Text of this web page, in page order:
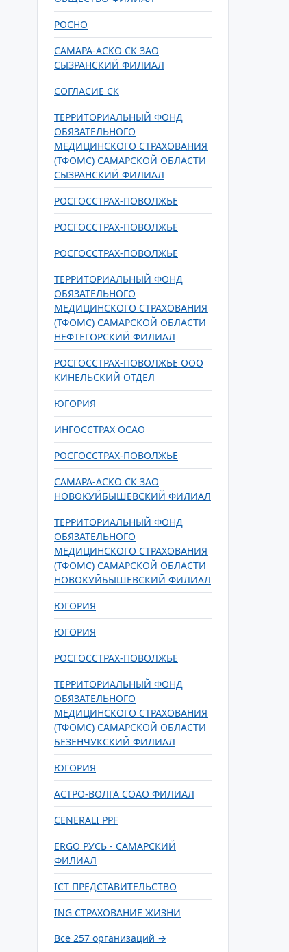
РОСНО
САМАРА-АСКО СК ЗАО
СЫЗРАНСКИЙ ФИЛИАЛ
СОГЛАСИЕ СК
ТЕРРИТОРИАЛЬНЫЙ ФОНД
ОБЯЗАТЕЛЬНОГО
МЕДИЦИНСКОГО СТРАХОВАНИЯ
(ТФОМС) САМАРСКОЙ ОБЛАСТИ
СЫЗРАНСКИЙ ФИЛИАЛ
РОСГОССТРАХ-ПОВОЛЖЬЕ
РОСГОССТРАХ-ПОВОЛЖЬЕ
РОСГОССТРАХ-ПОВОЛЖЬЕ
ТЕРРИТОРИАЛЬНЫЙ ФОНД
ОБЯЗАТЕЛЬНОГО
МЕДИЦИНСКОГО СТРАХОВАНИЯ
(ТФОМС) САМАРСКОЙ ОБЛАСТИ
НЕФТЕГОРСКИЙ ФИЛИАЛ
РОСГОССТРАХ-ПОВОЛЖЬЕ ООО
КИНЕЛЬСКИЙ ОТДЕЛ
ЮГОРИЯ
ИНГОССТРАХ ОСАО
РОСГОССТРАХ-ПОВОЛЖЬЕ
САМАРА-АСКО СК ЗАО
НОВОКУЙБЫШЕВСКИЙ ФИЛИАЛ
ТЕРРИТОРИАЛЬНЫЙ ФОНД
ОБЯЗАТЕЛЬНОГО
МЕДИЦИНСКОГО СТРАХОВАНИЯ
(ТФОМС) САМАРСКОЙ ОБЛАСТИ
НОВОКУЙБЫШЕВСКИЙ ФИЛИАЛ
ЮГОРИЯ
ЮГОРИЯ
РОСГОССТРАХ-ПОВОЛЖЬЕ
ТЕРРИТОРИАЛЬНЫЙ ФОНД
ОБЯЗАТЕЛЬНОГО
МЕДИЦИНСКОГО СТРАХОВАНИЯ
(ТФОМС) САМАРСКОЙ ОБЛАСТИ
БЕЗЕНЧУКСКИЙ ФИЛИАЛ
ЮГОРИЯ
АСТРО-ВОЛГА СОАО ФИЛИАЛ
CENERALI PPF
ERGO РУСЬ - САМАРСКИЙ
ФИЛИАЛ
ICT ПРЕДСТАВИТЕЛЬСТВО
ING СТРАХОВАНИЕ ЖИЗНИ
Все 257 организаций →